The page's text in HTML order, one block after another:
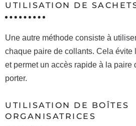
UTILISATION DE
Une autre méthode consiste à
chaque paire de collants. Cela évite
et permet un accès rapide à la paire
porter.
UTILISATION DE BOÎTES
ORGANISATRICES